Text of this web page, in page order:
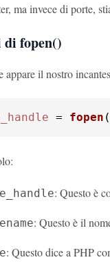
ma invece di porte,
di fopen()
appare il nostro
= fopen (
: Questo è
: Questo è il
: Questo dice a PHP